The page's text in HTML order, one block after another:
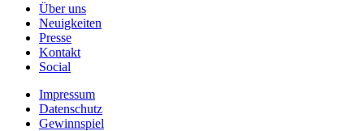
Über uns
Neuigkeiten
Presse
Kontakt
Social
Impressum
Datenschutz
Gewinnspiel